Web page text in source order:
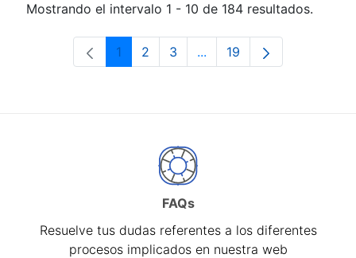
Mostrando el intervalo 1 - 10 de 184 resultados.
Página
1 Página
2 Página
3 ...Páginas intermedias Use
Página
19
FAQs
Resuelve tus dudas referentes a los diferentes
procesos implicados en nuestra web